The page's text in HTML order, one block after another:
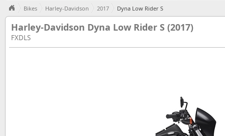
Bikes Harley-Davidson 2017 Dyna Low Rider S
Harley-Davidson Dyna Low Rider S (2017)
FXDLS